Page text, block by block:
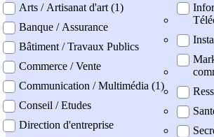
Arts / Artisanat d'art (1)
Banque / Assurance
Bâtiment / Travaux Publics
Commerce / Vente
Communication / Multimédia (1)
Conseil / Etudes
Direction d'entreprise